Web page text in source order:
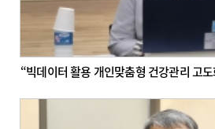
“빅데이터 활용 개인맞춤형 건강관리 고